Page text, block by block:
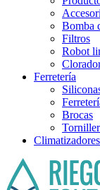
Bomba
Filtros
Robot
Ferretería
Brocas